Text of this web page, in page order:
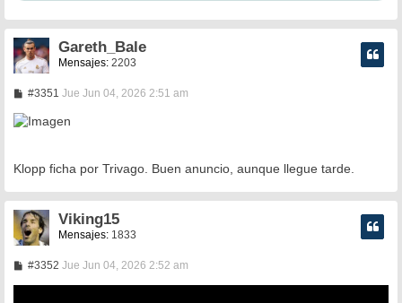
Gareth_Bale
Mensajes: 2203
#3351 M
n
e
Jue Jun 04, 2026 2:51 am
Klopp ficha por Trivago. Buen anuncio, aunque llegue tarde.
Viking15
Mensajes: 1833
#3352MJue Jun 04, 2026 2:52 am